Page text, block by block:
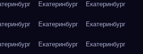
Екатеринбург Екатеринбург
Екатеринбург Екатеринбург
Екатеринбург Екатеринбург